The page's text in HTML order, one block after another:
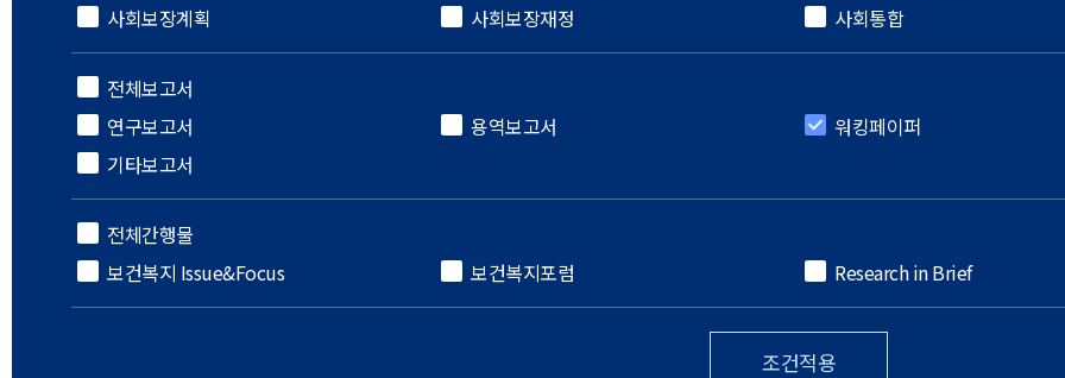
사회보장계획
사회보장재정 사회통합
전체보고서
연구보고서
용역보고서
워킹페이퍼
기타보고서
전체간행물
보건복지 Issue&Focus
보건복지포럼 Research in Brief
조건적용